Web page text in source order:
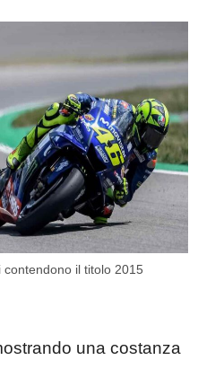
il titolo 2015
una costanza